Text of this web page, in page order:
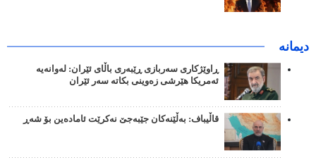
دیمانە
ڕاوێژکاری سەربازی ڕێبەری باڵای ئێران: لەوانەیە
ئەمریکا هێرشی زەوینی بکاتە سەر ئێران
قاڵیباف: بەڵێنەکان جێبەجێ نەکرێت ئامادەین بۆ شەڕ